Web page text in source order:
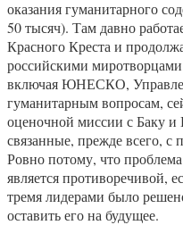
оказания гуманитарного
50 тысяч). Там давно
Красного Креста и
российскими
включая ЮНЕСКО,
гуманитарным вопросам,
оценочной миссии с Баку и
связанные, прежде всего, с
Ровно потому, что
является противоречивой,
тремя лидерами было
оставить его на будущее.